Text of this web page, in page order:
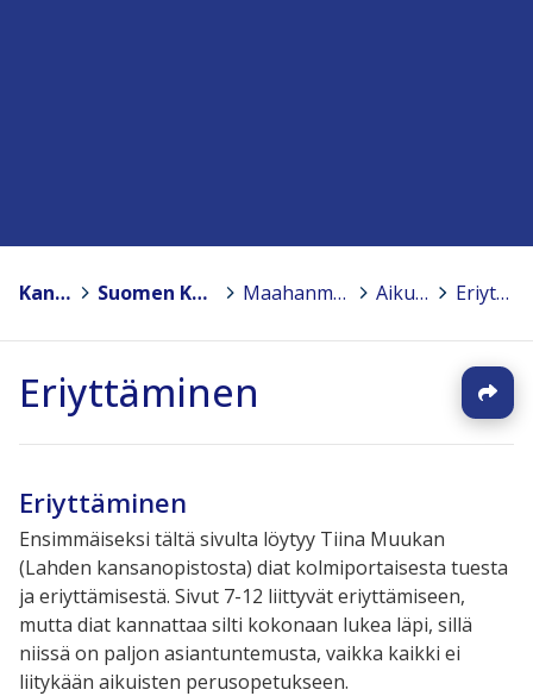
Kansanopistot Suomen Kansanopistoyhdistys – Finlands Folkhögskolförening ry > Maahanmuuttajille suunnattuja koulutuksia kansanopistoissa > Aikuisten perusopetus > Eriyttäminen
Eriyttäminen
Eriyttäminen
Ensimmäiseksi tältä sivulta löytyy Tiina Muukan
(Lahden kansanopistosta) diat kolmiportaisesta tuesta
ja eriyttämisestä. Sivut 7-12 liittyvät eriyttämiseen,
mutta diat kannattaa silti kokonaan lukea läpi, sillä
niissä on paljon asiantuntemusta, vaikka kaikki ei
liitykään aikuisten perusopetukseen.